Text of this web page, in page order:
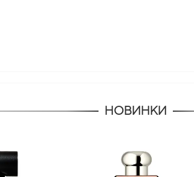
НОВИНКИ